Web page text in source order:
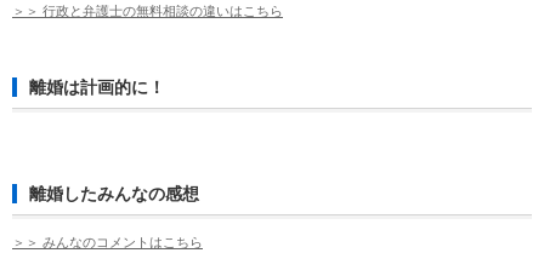
＞＞ 行政と弁護士の無料相談の違いはこちら
離婚は計画的に！
離婚したみんなの感想
＞＞ みんなのコメントはこちら